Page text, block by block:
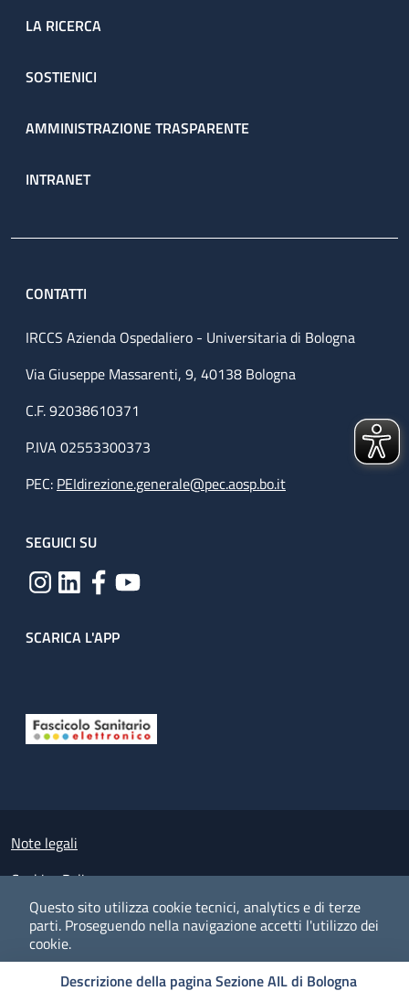
Questo sito utilizza cookie tecnici, analytics e di terze
parti. Proseguendo nella navigazione accetti l'utilizzo dei
cookie.
Descrizione della pagina Sezione AIL di Bologna
LA RICERCA
SOSTIENICI
AMMINISTRAZIONE TRASPARENTE
INTRANET
CONTATTI
IRCCS Azienda Ospedaliero - Universitaria di Bologna
Via Giuseppe Massarenti, 9, 40138 Bologna
C.F. 92038610371
P.IVA 02553300373
PEC: PEIdirezione.generale@pec.aosp.bo.it
SEGUICI SU
SCARICA L'APP
Small prints
Note legali
Cookies Policy
Policy privacy e protezione del dato personale
Albo pretorio on-line